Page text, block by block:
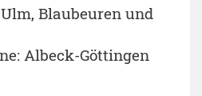
Blaubeuren und
Albeck-Göttingen